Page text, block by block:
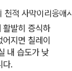
천적 사막이리응애
발히 증식하
지면 칠레이
내 습도가 낮
다.